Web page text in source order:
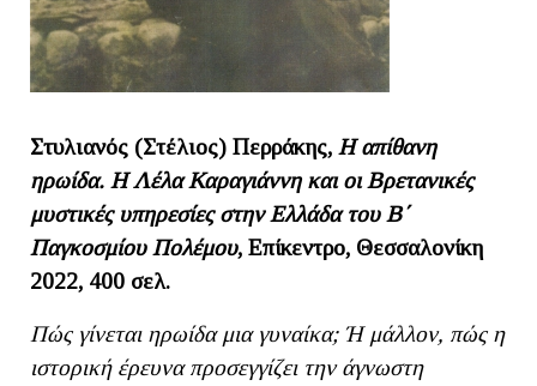
Στυλιανός (Στέλιος) Περράκης, Η απίθανη
ηρωίδα. Η Λέλα Καραγιάννη και οι Βρετανικές
μυστικές υπηρεσίες στην Ελλάδα του Β΄
Παγκοσμίου Πολέμου, Επίκεντρο, Θεσσαλονίκη
2022, 400 σελ.
Πώς γίνεται ηρωίδα μια γυναίκα; Ή μάλλον, πώς η
ιστορική έρευνα προσεγγίζει την άγνωστη